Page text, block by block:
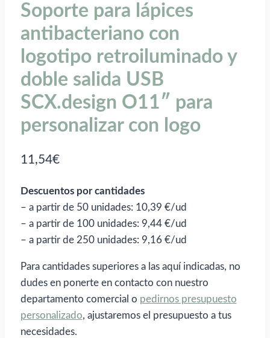
Soporte para lápices
antibacteriano con
logotipo retroiluminado y
doble salida USB
SCX.design O11″ para
personalizar con logo
11,54€
Descuentos por cantidades
– a partir de 50 unidades: 10,39 €/ud
– a partir de 100 unidades: 9,44 €/ud
– a partir de 250 unidades: 9,16 €/ud
Para cantidades superiores a las aquí indicadas, no
dudes en ponerte en contacto con nuestro
departamento comercial o pedirnos presupuesto
personalizado, ajustaremos el presupuesto a tus
necesidades.